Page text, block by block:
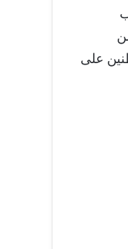
ال ١٠٠٠ وآت من
على